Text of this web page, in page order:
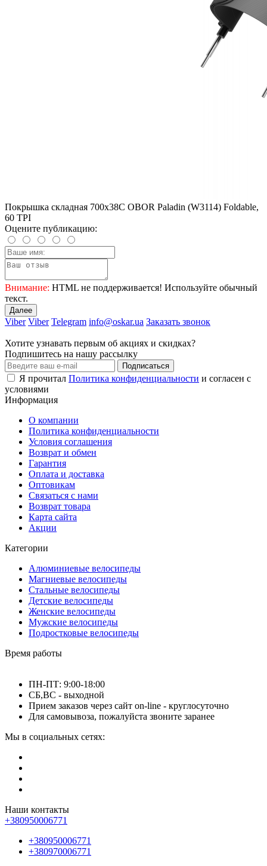
Покрышка складная 700x38C OBOR Paladin (W3114) Foldable,
60 TPI
Оцените публикацию:
Внимание: HTML не поддерживается! Используйте обычный
текст.
Далее
Viber Viber Telegram info@oskar.ua Заказать звонок
Хотите узнавать первым об акциях и скидках?
Подпишитесь на нашу рассылку
Подписаться
Я прочитал Политика конфиденциальности и согласен с
условиями
Информация
О компании
Политика конфиденциальности
Условия соглашения
Возврат и обмен
Гарантия
Оплата и доставка
Оптовикам
Связаться с нами
Возврат товара
Карта сайта
Акции
Категории
Алюминиевые велосипеды
Магниевые велосипеды
Стальные велосипеды
Детские велосипеды
Женские велосипеды
Мужские велосипеды
Подростковые велосипеды
Время работы
ПН-ПТ: 9:00-18:00
СБ,ВС - выходной
Прием заказов через сайт on-line - круглосуточно
Для самовывоза, пожалуйста звоните заранее
Мы в социальных сетях:
Наши контакты
+380950006771
+380950006771
+380970006771